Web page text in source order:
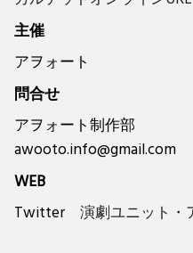
主催
アヲォート
問合せ
アヲォート制作部
awooto.info@gmail.com
WEB
Twitter 演劇ユニット・